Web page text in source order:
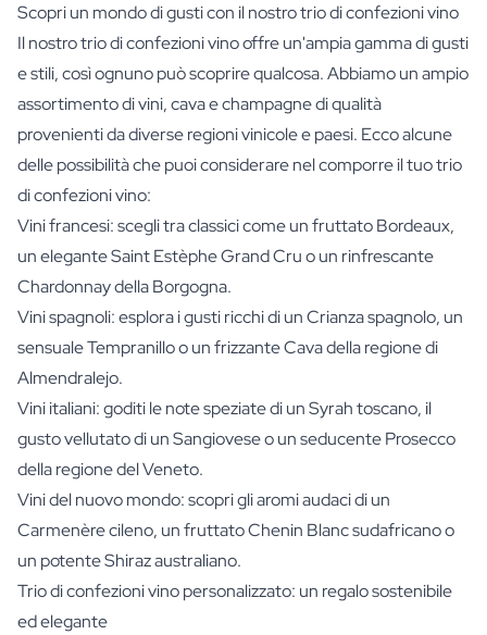
Scopri un mondo di gusti con il nostro trio di confezioni vino
Il nostro trio di confezioni vino offre un'ampia gamma di gusti
e stili, così ognuno può scoprire qualcosa. Abbiamo un ampio
assortimento di vini, cava e champagne di qualità
provenienti da diverse regioni vinicole e paesi. Ecco alcune
delle possibilità che puoi considerare nel comporre il tuo trio
di confezioni vino:
Vini francesi: scegli tra classici come un fruttato Bordeaux,
un elegante Saint Estèphe Grand Cru o un rinfrescante
Chardonnay della Borgogna.
Vini spagnoli: esplora i gusti ricchi di un Crianza spagnolo, un
sensuale Tempranillo o un frizzante Cava della regione di
Almendralejo.
Vini italiani: goditi le note speziate di un Syrah toscano, il
gusto vellutato di un Sangiovese o un seducente Prosecco
della regione del Veneto.
Vini del nuovo mondo: scopri gli aromi audaci di un
Carmenère cileno, un fruttato Chenin Blanc sudafricano o
un potente Shiraz australiano.
Trio di confezioni vino personalizzato: un regalo sostenibile
ed elegante